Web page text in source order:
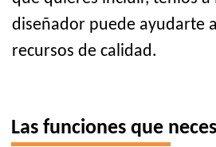
diseñador puede ayudarte
recursos de calidad.
Las funciones que